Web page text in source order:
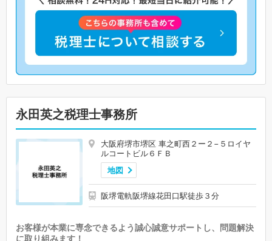
永田英之税理士事務所
大阪府堺市堺区 車之町西２ー２−５ロイヤ
ルコートビル６ＦＢ
地図
阪堺電軌阪堺線花田口駅徒歩３分
お客様が本業に専念できるよう誠心誠意サポートし、問題解決
に取り組みます！